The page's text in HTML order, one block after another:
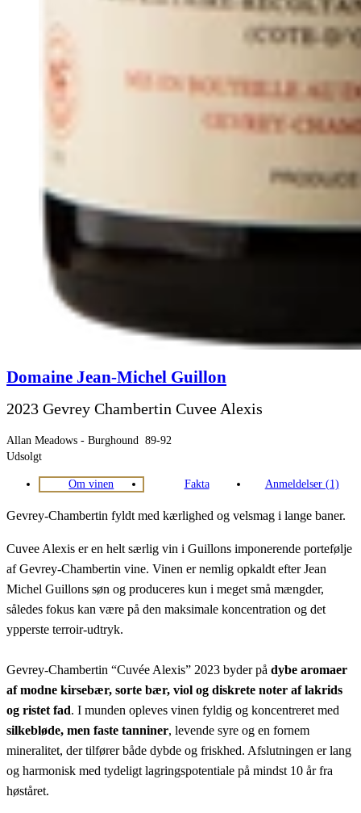
Domaine Jean-Michel Guillon
2023 Gevrey Chambertin Cuvee Alexis
Allan Meadows - Burghound 89-92
Udsolgt
Om vinen Fakta Anmeldelser (1)
Gevrey-Chambertin fyldt med kærlighed og velsmag i lange baner.
Cuvee Alexis er en helt særlig vin i Guillons imponerende portefølje
af Gevrey-Chambertin vine. Vinen er nemlig opkaldt efter Jean
Michel Guillons søn og produceres kun i meget små mængder,
således fokus kan være på den maksimale koncentration og det
ypperste terroir-udtryk.
Gevrey-Chambertin “Cuvée Alexis” 2023 byder på dybe aromaer
af modne kirsebær, sorte bær, viol og diskrete noter af lakrids
og ristet fad. I munden opleves vinen fyldig og koncentreret med
silkebløde, men faste tanniner, levende syre og en fornem
mineralitet, der tilfører både dybde og friskhed. Afslutningen er lang
og harmonisk med tydeligt lagringspotentiale på mindst 10 år fra
høståret.